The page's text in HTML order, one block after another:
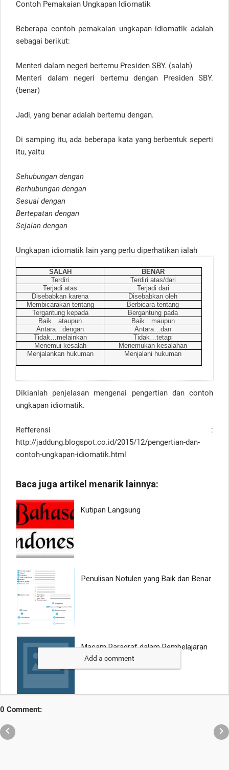
Contoh Pemakaian Ungkapan Idiomatik
Beberapa contoh pemakaian ungkapan idiomatik adalah
sebagai berikut:
Menteri dalam negeri bertemu Presiden SBY. (salah)
Menteri dalam negeri bertemu dengan Presiden SBY.
(benar)
Jadi, yang benar adalah bertemu dengan.
Di samping itu, ada beberapa kata yang berbentuk seperti
itu, yaitu
Sehubungan dengan
Berhubungan dengan
Sesuai dengan
Bertepatan dengan
Sejalan dengan
Ungkapan idiomatik lain yang perlu diperhatikan ialah
SALAH
BENAR
Terdiri
Terdiri atas/dari
Terjadi atas
Terjadi dari
Disebabkan karena
Disebabkan oleh
Membicarakan tentang
Berbicara tentang
Tergantung kepada
Bergantung pada
Baik…ataupun
Baik…maupun
Antara…dengan
Antara…dan
Tidak…melainkan
Tidak…tetapi
Menemui kesalah
Menemukan kesalahan
Menjalankan hukuman
Menjalani hukuman
Dikianlah penjelasan mengenai pengertian dan contoh
ungkapan idiomatik.
Refferensi :
http://jaddung.blogspot.co.id/2015/12/pengertian-dan-
contoh-ungkapan-idiomatik.html
Add a comment
0 Comment:
 